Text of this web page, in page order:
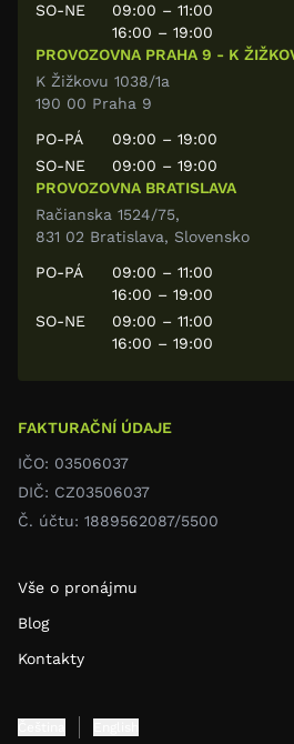
Vše o pronájmu
Blog
Kontakty
FAKTURAČNÍ ÚDAJE
IČO: 03506037
DIČ: CZ03506037
Č. účtu: 1889562087/5500
SO-NE
09:00 – 11:00
16:00 – 19:00
PROVOZOVNA PRAHA 9 - K
K Žižkovu 1038/1a
190 00 Praha 9
PO-PÁ
09:00 – 19:00
SO-NE
09:00 – 19:00
PROVOZOVNA BRATISLAVA
Račianska 1524/75,
831 02 Bratislava, Slovensko
PO-PÁ
09:00 – 11:00
16:00 – 19:00
SO-NE
09:00 – 11:00
16:00 – 19:00